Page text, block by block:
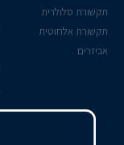
תקשורת סלולרית
תקשורת אלחוטית
אביזרים